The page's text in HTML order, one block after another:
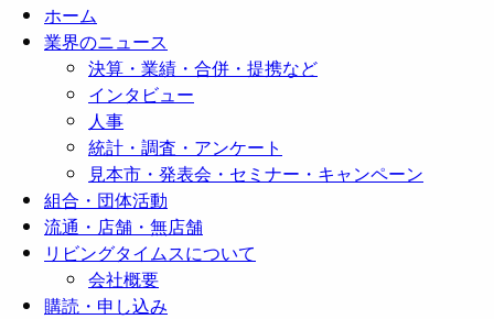
ホーム
業界のニュース
決算・業績・合併・提携など
インタビュー
人事
統計・調査・アンケート
見本市・発表会・セミナー・キャンペーン
組合・団体活動
流通・店舗・無店舗
リビングタイムスについて
会社概要
購読・申し込み